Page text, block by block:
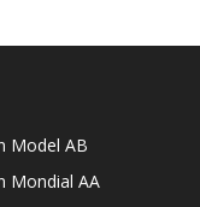
Model AB
Mondial AA